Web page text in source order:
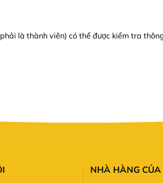
là thành viên) có thể được kiểm tra
NHÀ HÀNG CỦA